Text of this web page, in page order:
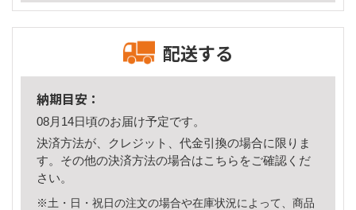
配送する
納期目安：
08月14日頃のお届け予定です。
決済方法が、クレジット、代金引換の場合に限りま
す。その他の決済方法の場合はこちら をご確認くだ
さい。
※土・日・祝日の注文の場合や在庫状況によって、商品